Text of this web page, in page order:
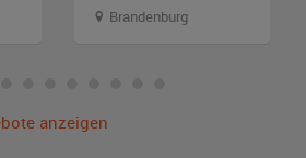
Brandenburg
anzeigen